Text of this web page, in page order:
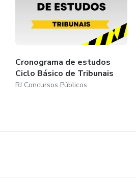
Cronograma de estudos
Ciclo Básico de Tribunais
RJ Concursos Públicos